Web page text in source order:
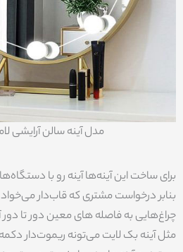
مدل آینه سالن آرایشی
برای ساخت این آینه‌ها آینه رو با
بنابر درخواست مشتری که قاب‌دار
چراغ‌هایی به فاصله های معین دور تا
مثل آینه بک لایت می‌تونه ریموت‌دار